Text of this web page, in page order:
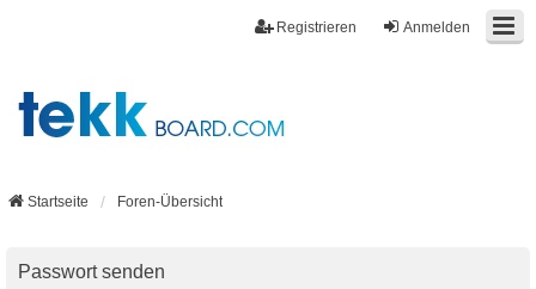
Anmelden
Registrieren
Startseite Foren-Übersicht
Passwort senden